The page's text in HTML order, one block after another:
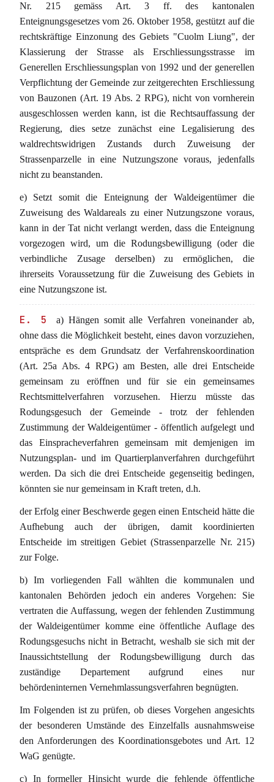
Nr. 215 gemäss Art. 3 ff. des kantonalen
Enteignungsgesetzes vom 26. Oktober 1958, gestützt auf die
rechtskräftige Einzonung des Gebiets "Cuolm Liung", der
Klassierung der Strasse als Erschliessungsstrasse im
Generellen Erschliessungsplan von 1992 und der generellen
Verpflichtung der Gemeinde zur zeitgerechten Erschliessung
von Bauzonen (Art. 19 Abs. 2 RPG), nicht von vornherein
ausgeschlossen werden kann, ist die Rechtsauffassung der
Regierung, dies setze zunächst eine Legalisierung des
waldrechtswidrigen Zustands durch Zuweisung der
Strassenparzelle in eine Nutzungszone voraus, jedenfalls
nicht zu beanstanden.
e) Setzt somit die Enteignung der Waldeigentümer die
Zuweisung des Waldareals zu einer Nutzungszone voraus,
kann in der Tat nicht verlangt werden, dass die Enteignung
vorgezogen wird, um die Rodungsbewilligung (oder die
verbindliche Zusage derselben) zu ermöglichen, die
ihrerseits Voraussetzung für die Zuweisung des Gebiets in
eine Nutzungszone ist.
E. 5
a) Hängen somit alle Verfahren voneinander ab,
ohne dass die Möglichkeit besteht, eines davon vorzuziehen,
entspräche es dem Grundsatz der Verfahrenskoordination
(Art. 25a Abs. 4 RPG) am Besten, alle drei Entscheide
gemeinsam zu eröffnen und für sie ein gemeinsames
Rechtsmittelverfahren vorzusehen. Hierzu müsste das
Rodungsgesuch der Gemeinde - trotz der fehlenden
Zustimmung der Waldeigentümer - öffentlich aufgelegt und
das Einspracheverfahren gemeinsam mit demjenigen im
Nutzungsplan- und im Quartierplanverfahren durchgeführt
werden. Da sich die drei Entscheide gegenseitig bedingen,
könnten sie nur gemeinsam in Kraft treten, d.h.
der Erfolg einer Beschwerde gegen einen Entscheid hätte die
Aufhebung auch der übrigen, damit koordinierten
Entscheide im streitigen Gebiet (Strassenparzelle Nr. 215)
zur Folge.
b) Im vorliegenden Fall wählten die kommunalen und
kantonalen Behörden jedoch ein anderes Vorgehen: Sie
vertraten die Auffassung, wegen der fehlenden Zustimmung
der Waldeigentümer komme eine öffentliche Auflage des
Rodungsgesuchs nicht in Betracht, weshalb sie sich mit der
Inaussichtstellung der Rodungsbewilligung durch das
zuständige Departement aufgrund eines nur
behördeninternen Vernehmlassungsverfahren begnügten.
Im Folgenden ist zu prüfen, ob dieses Vorgehen angesichts
der besonderen Umstände des Einzelfalls ausnahmsweise
den Anforderungen des Koordinationsgebotes und Art. 12
WaG genügte.
c) In formeller Hinsicht wurde die fehlende öffentliche